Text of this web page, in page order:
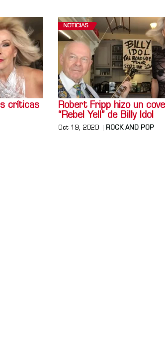
críticas
NOTICIAS
Robert Fripp hizo un
“Rebel Yell” de Billy Idol
Oct 19, 2020 ROCK AND POP